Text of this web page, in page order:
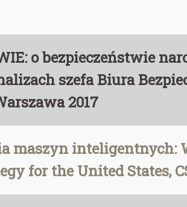
o bezpieczeństwie
szefa Biura
2017
maszyn inteligentnych:
for the United States,